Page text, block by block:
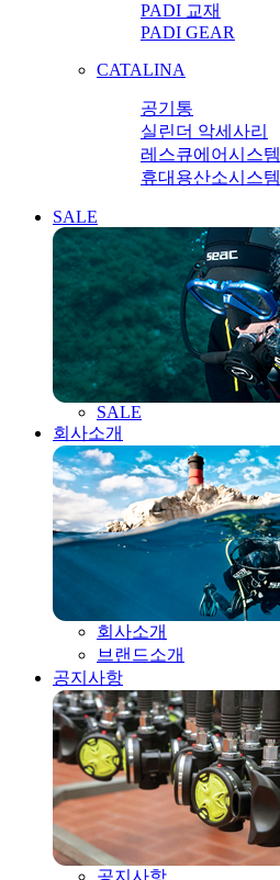
PADI 교재
PADI GEAR
CATALINA
공기통
실린더 악세사리
레스큐에어시스템
휴대용산소시스템
SALE
SALE
회사소개
회사소개
브랜드소개
공지사항